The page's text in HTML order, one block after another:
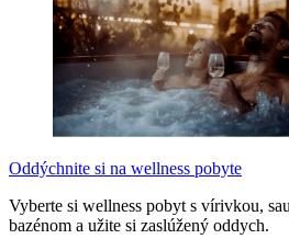
Oddýchnite si na wellness pobyte
Vyberte si wellness pobyt s vírivkou,
bazénom a užite si zaslúžený oddych.